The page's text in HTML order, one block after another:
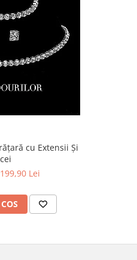
cu Extensii Și
199,90 Lei